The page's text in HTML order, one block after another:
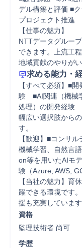
デル構築と評価 ■
プロジェクト推進
【仕事の魅力】
NTTデータグルー
できます。上流工
地域貢献のやりが
求める能力・
【すべて必須】■
験　■AI関連（機械
処理）の開発経験
幅広い選択肢から
す。
【歓迎】■コンサ
機械学習、自然言
on等を用いたAIモ
験（Azure, AWS,
【当社の魅力】育
躍できる環境です
援も充実しています
資格
監理技術者 尚可
学歴